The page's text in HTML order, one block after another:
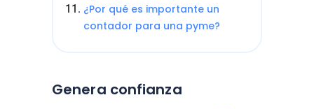
¿Por qué es importante un
contador para una pyme?
Genera confianza